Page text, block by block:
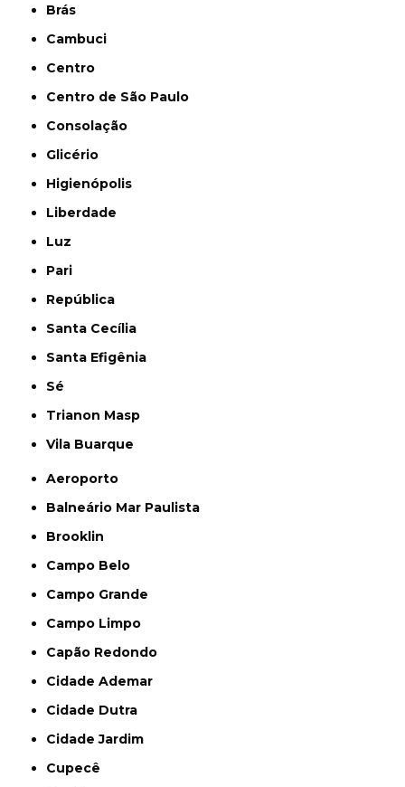
Brás
Cambuci
Centro
Centro de São Paulo
Consolação
Glicério
Higienópolis
Liberdade
Luz
Pari
República
Santa Cecília
Santa Efigênia
Sé
Trianon Masp
Vila Buarque
Aeroporto
Balneário Mar Paulista
Brooklin
Campo Belo
Campo Grande
Campo Limpo
Capão Redondo
Cidade Ademar
Cidade Dutra
Cidade Jardim
Cupecê